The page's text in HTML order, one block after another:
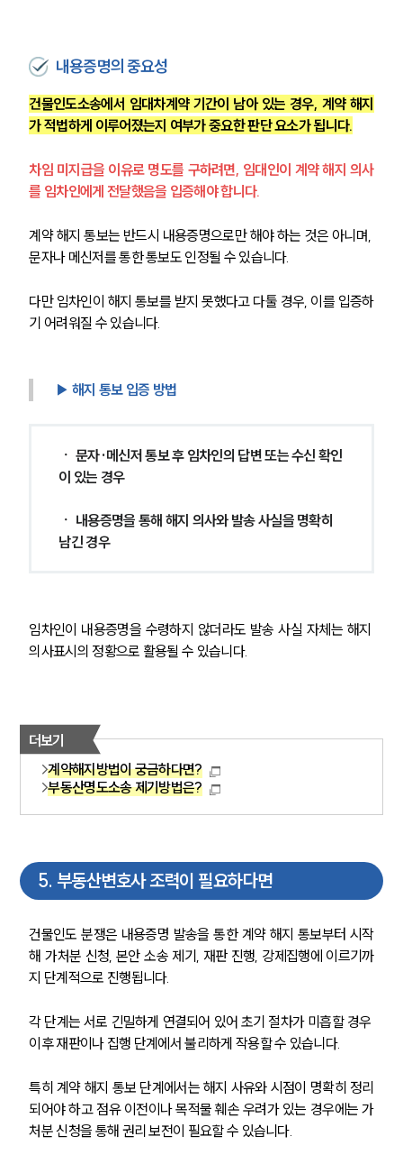
건설부 업무
부동산전문변호사
소식/자료
공지사항
대륜법률상담예약
내용증명의 중요성
건물인도소송에서 임대차계약 기간이 남아 있는 경우, 계약 해지
가 적법하게 이루어졌는지 여부가 중요한 판단 요소가 됩니다.
차임 미지급을 이유로 명도를 구하려면, 임대인이 계약 해지 의사
를 임차인에게 전달했음을 입증해야 합니다.
계약 해지 통보는 반드시 내용증명으로만 해야 하는 것은 아니며,
문자나 메신저를 통한 통보도 인정될 수 있습니다.
다만 임차인이 해지 통보를 받지 못했다고 다툴 경우, 이를 입증하
기 어려워질 수 있습니다.
▶ 해지 통보 입증 방법
ㆍ 문자·메신저 통보 후 임차인의 답변 또는 수신 확인
이 있는 경우
ㆍ 내용증명을 통해 해지 의사와 발송 사실을 명확히
남긴 경우
임차인이 내용증명을 수령하지 않더라도 발송 사실 자체는 해지
의사표시의 정황으로 활용될 수 있습니다.
더보기
계약해지방법이 궁금하다면?
부동산명도소송 제기방법은?
5. 부동산변호사 조력이 필요하다면
건물인도 분쟁은 내용증명 발송을 통한 계약 해지 통보부터 시작
해 가처분 신청, 본안 소송 제기, 재판 진행, 강제집행에 이르기까
지 단계적으로 진행됩니다.
각 단계는 서로 긴밀하게 연결되어 있어 초기 절차가 미흡할 경우
이후 재판이나 집행 단계에서 불리하게 작용할 수 있습니다.
특히 계약 해지 통보 단계에서는 해지 사유와 시점이 명확히 정리
되어야 하고 점유 이전이나 목적물 훼손 우려가 있는 경우에는 가
처분 신청을 통해 권리 보전이 필요할 수 있습니다.